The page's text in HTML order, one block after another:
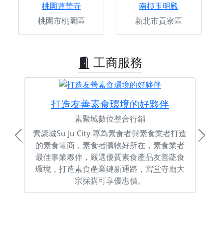
桃園蓮華寺
桃園市桃園區
南極玉明殿
新北市貢寮區
工商服務
打造友善素食環境的好夥伴
素聚城數位整合行銷
素聚城Su Ju City 專為素食者與素食業者打造
的素食電商，素食者購物好所在，素食業者
最佳事業夥伴，嚴選優質素食產品友善蔬食
環境，打造素食產業鏈新通路，宮堂寺廟大
宗採購可享優惠價。
Previous Next